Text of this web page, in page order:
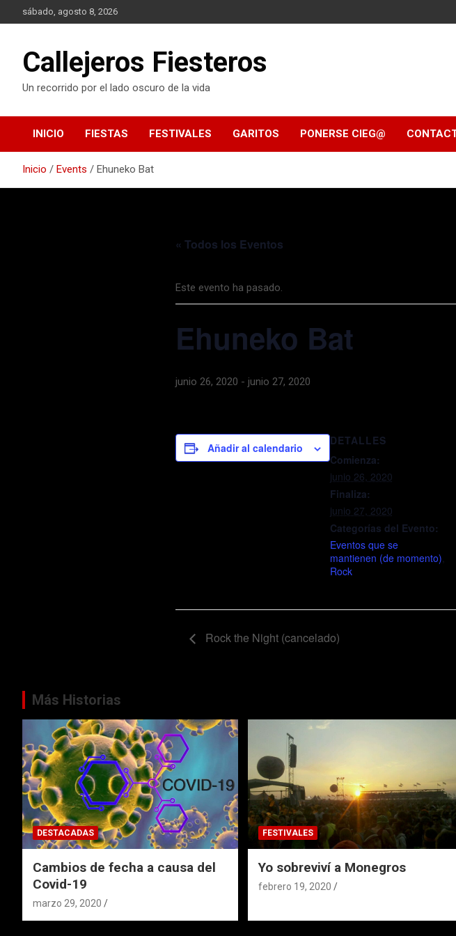
a
n
sábado, agosto 8, 2026
Callejeros Fiesteros
Un recorrido por el lado oscuro de la vida
INICIO FIESTAS FESTIVALES GARITOS PONERSE CIEG@
Inicio Events Ehuneko Bat
« Todos los Eventos
Este evento ha pasado.
Ehuneko Bat
junio 26, 2020 - junio 27, 2020
Añadir al calendario
DETALLES
Comienza:
junio 26, 2020
Finaliza:
junio 27, 2020
Categorías del Evento:
Eventos que se
mantienen (de momento),
Rock
Rock the Night (cancelado)
Más Historias
DESTACADAS
Cambios de fecha a causa del
Covid-19
marzo 29, 2020
FESTIVALES
Yo sobreviví a Monegros
febrero 19, 2020